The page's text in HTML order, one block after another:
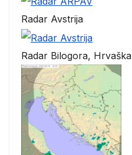
Radar Avstrija
Radar Bilogora, Hrvaška